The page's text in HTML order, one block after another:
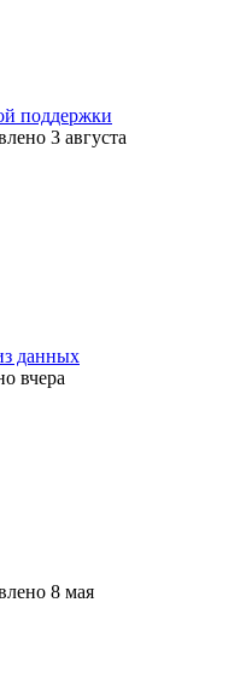
поддержки
3 августа
данных
вчера
8 мая